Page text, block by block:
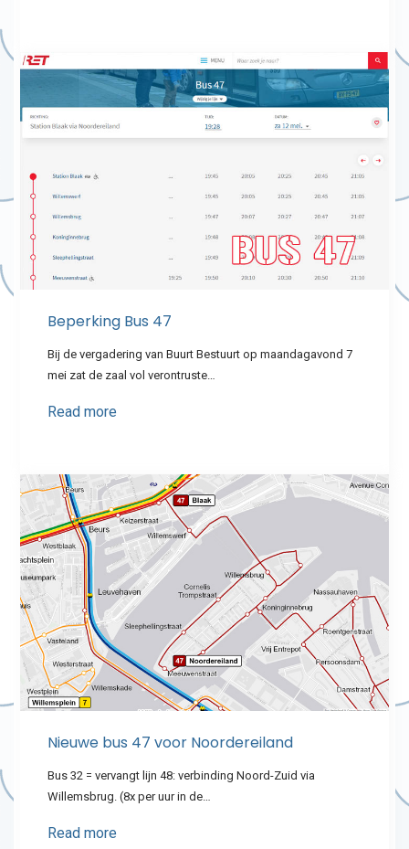
Beperking Bus 47
Bij de vergadering van Buurt Bestuurt op maandagavond 7
mei zat de zaal vol verontruste…
Read more
Nieuwe bus 47 voor Noordereiland
Bus 32 = vervangt lijn 48: verbinding Noord-Zuid via
Willemsbrug. (8x per uur in de…
Read more